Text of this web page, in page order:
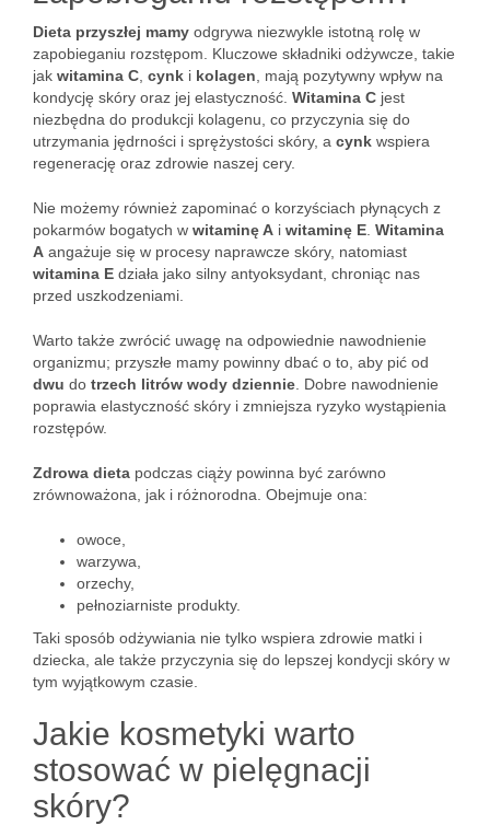
Dieta przyszłej mamy odgrywa niezwykle istotną rolę w
zapobieganiu rozstępom. Kluczowe składniki odżywcze, takie
jak witamina C cynk i kolagen , mają pozytywny wpływ na
kondycję skóry oraz jej elastyczność. Witamina C jest
niezbędna do produkcji kolagenu, co przyczynia się do
utrzymania jędrności i sprężystości skóry, a cynk wspiera
regenerację oraz zdrowie naszej cery.
Nie możemy również zapominać o korzyściach płynących z
pokarmów bogatych w witaminę A i witaminę E Witamina
A angażuje się w procesy naprawcze skóry, natomiast
witamina E działa jako silny antyoksydant, chroniąc nas
przed uszkodzeniami.
Warto także zwrócić uwagę na odpowiednie nawodnienie
organizmu; przyszłe mamy powinny dbać o to, aby pić od
dwu do trzech litrów wody dziennie . Dobre nawodnienie
poprawia elastyczność skóry i zmniejsza ryzyko wystąpienia
rozstępów.
Zdrowa dieta podczas ciąży powinna być zarówno
zrównoważona, jak i różnorodna. Obejmuje ona:
owoce,
warzywa,
orzechy,
pełnoziarniste produkty.
Taki sposób odżywiania nie tylko wspiera zdrowie matki i
dziecka, ale także przyczynia się do lepszej kondycji skóry w
tym wyjątkowym czasie.
Jakie kosmetyki warto
stosować w pielęgnacji
skóry?